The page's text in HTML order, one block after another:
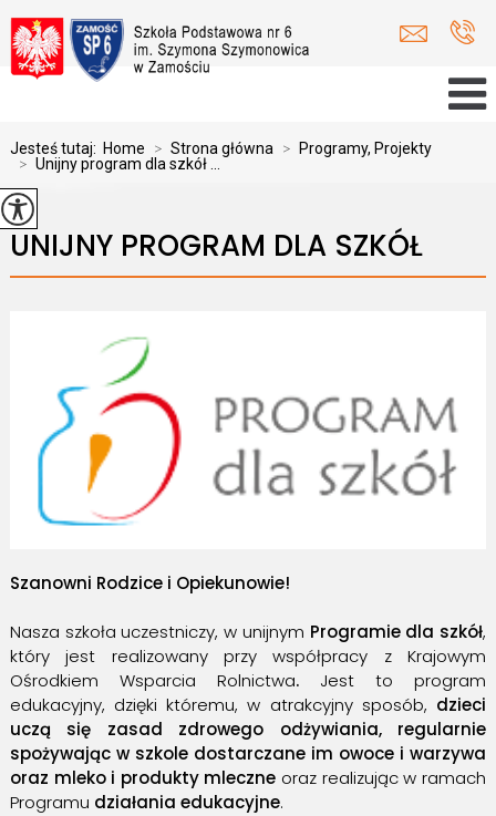
Jesteś tutaj: Home > Strona główna >
Programy, Projekty
> Unijny program dla szkół ...
UNIJNY PROGRAM DLA SZKÓŁ
Szanowni Rodzice i Opiekunowie!
Nasza szkoła uczestniczy, w unijnym Programie dla szkół,
który jest realizowany przy współpracy z Krajowym
Ośrodkiem Wsparcia Rolnictwa. Jest to program
edukacyjny, dzięki któremu, w atrakcyjny sposób, dzieci
uczą się zasad zdrowego odżywiania, regularnie
spożywając w szkole dostarczane im owoce i warzywa
oraz mleko i produkty mleczne oraz realizując w ramach
Programu działania edukacyjne.